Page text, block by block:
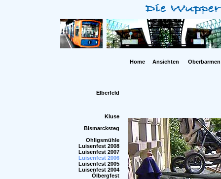
Home Ansichten Oberbarmen
Elberfeld
Kluse
Bismarcksteg
Ohligsmühle
Luisenfest 2008
Luisenfest 2007
Luisenfest 2006
Luisenfest 2005
Luisenfest 2004
Ölbergfest